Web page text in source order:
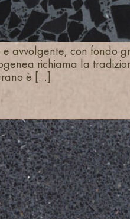
avvolgente, con fondo
richiama la
è […]